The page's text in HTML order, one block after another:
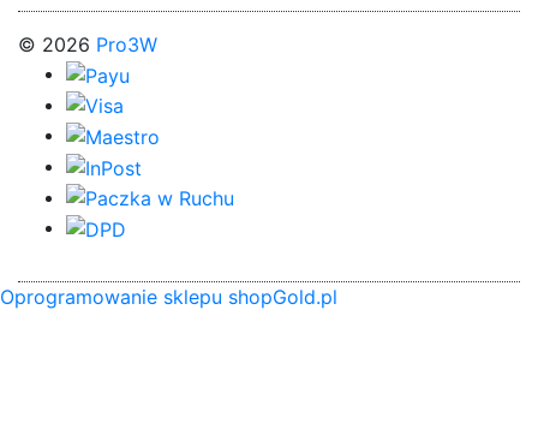
© 2026 Pro3W
Oprogramowanie sklepu shopGold.pl